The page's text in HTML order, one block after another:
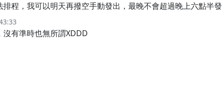
程，我可以明天再撥空手動發出，最晚不會超過晚上六點半發
有準時也無所謂XDDD